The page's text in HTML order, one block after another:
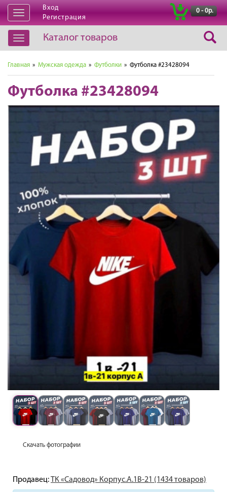
Открыть
навигацию
Вход
Регистрация
0 - 0р.
Открыть
навигацию
Каталог товаров
Главная » Мужская одежда » Футболки » Футболка #23428094
Футболка #23428094
Скачать фотографии
Продавец:ТК «Садовод» Корпус.А.1В-21 (1434 товаров)